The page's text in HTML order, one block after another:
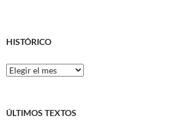
HISTÓRICO
Histórico
ÚLTIMOS TEXTOS